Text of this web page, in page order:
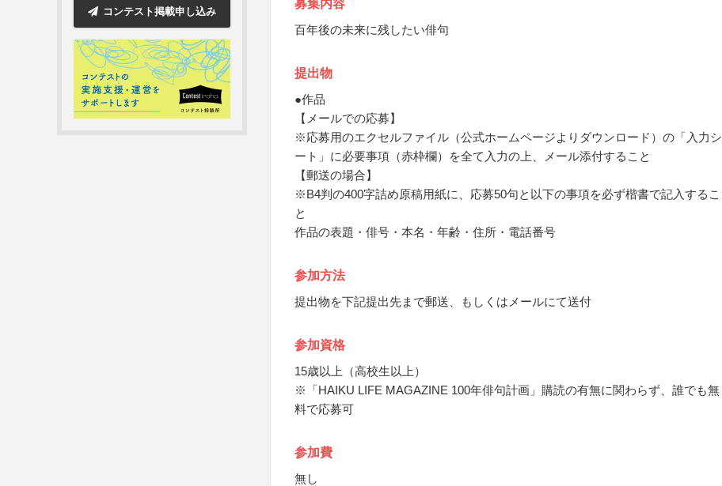
コンテスト掲載申し込み
募集内容
百年後の未来に残したい俳句
提出物
●作品
【メールでの応募】
※応募用のエクセルファイル（公式ホームページよりダウンロード）の「入力シ
ート」に必要事項（赤枠欄）を全て入力の上、メール添付すること
【郵送の場合】
※B4判の400字詰め原稿用紙に、応募50句と以下の事項を必ず楷書で記入するこ
と
作品の表題・俳号・本名・年齢・住所・電話番号
参加方法
提出物を下記提出先まで郵送、もしくはメールにて送付
参加資格
15歳以上（高校生以上）
※「HAIKU LIFE MAGAZINE 100年俳句計画」購読の有無に関わらず、誰でも無
料で応募可
参加費
無し